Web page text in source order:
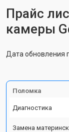
Прайс
камеры
Дата обновления
Поломка
Диагностика
Замена